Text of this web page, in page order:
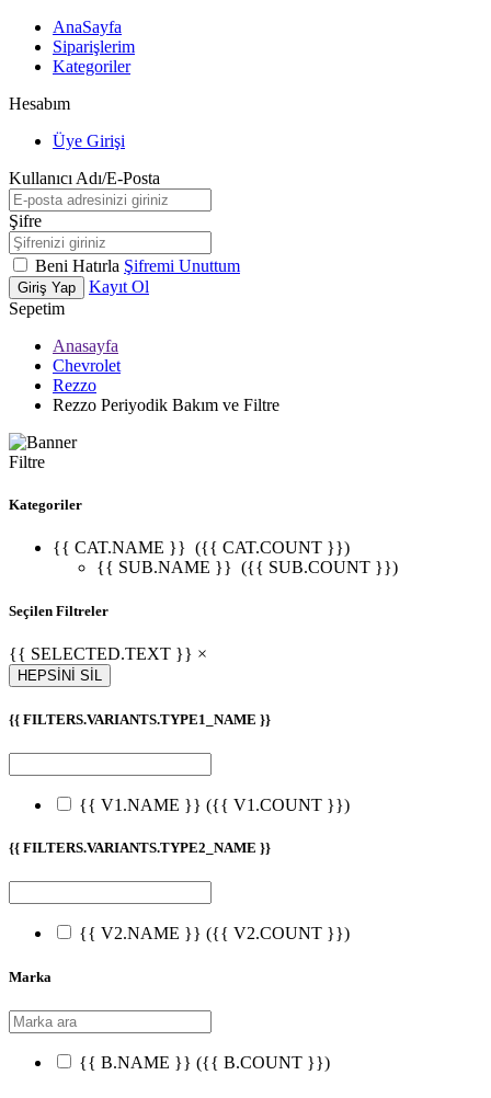
AnaSayfa
Siparişlerim
Kategoriler
Hesabım
Üye Girişi
Kullanıcı Adı/E-Posta
Şifre
Beni Hatırla Şifremi Unuttum
Giriş Yap
Kayıt Ol
Sepetim
Anasayfa
Chevrolet
Rezzo
Rezzo Periyodik Bakım ve Filtre
Filtre
Kategoriler
{{ CAT.NAME }} ({{ CAT.COUNT }})
{{ SUB.NAME }} ({{ SUB.COUNT }})
Seçilen Filtreler
{{ SELECTED.TEXT }} ×
HEPSİNİ SİL
{{ FILTERS.VARIANTS.TYPE1_NAME }}
{{ V1.NAME }} ({{ V1.COUNT }})
{{ FILTERS.VARIANTS.TYPE2_NAME }}
{{ V2.NAME }} ({{ V2.COUNT }})
Marka
{{ B.NAME }} ({{ B.COUNT }})